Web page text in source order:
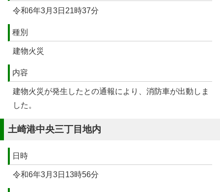
令和6年3月3日21時37分
種別
建物火災
内容
建物火災が発生したとの通報により、消防車が出動しま
した。
土崎港中央三丁目地内
日時
令和6年3月3日13時56分